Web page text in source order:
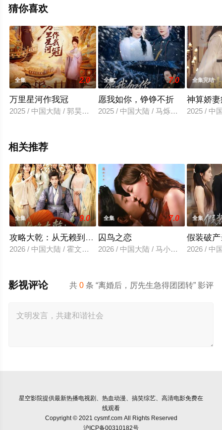
移步至豆瓣电视剧、电视猫或剧情网等平台了解。
猜你喜欢
全集 2.0
万里星河作我冠
2025 / 中国大陆 / 郭昊钧＆时童
全集 7.0
愿我如你，铮铮不折
2025 / 中国大陆 / 马烁棋＆何田田
全集完结
神算娇
2025 / 中
相关推荐
全集 9.0
攻略大乾：从无赖到霸主
2026 / 中国大陆 / 霍文琦＆陈洁蕾
全集 7.0
囚鸟之恋
2026 / 中国大陆 / 马小宇&兰岚
全集
假装破
2026 / 中
共0 条 “离婚后，厉先生急得团团转” 影评
影视评论
星空影院提供最新热播电视剧、热血动漫、搞笑综艺、高清电影免费在
线观看
Copyright © 2021 cysmf.com All Rights Reserved
沪ICP备00310182号